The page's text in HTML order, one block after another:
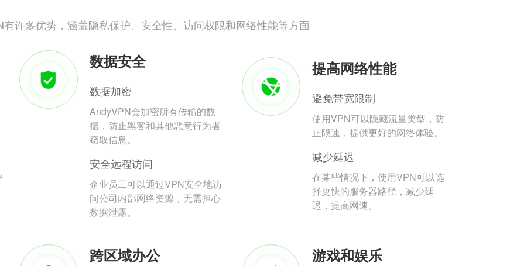
许多优势，涵盖隐私保护、安全性、访问权限和网络性能等方面
数据安全
数据加密
AndyVPN会加密所有传输的数
据，防止黑客和其他恶意行为者
窃取信息。
安全远程访问
企业员工可以通过VPN安全地访
问公司内部网络资源，无需担心
数据泄露。
提高网络性能
避免带宽限制
使用VPN可以隐藏流量类型，防
止限速，提供更好的网络体验。
减少延迟
在某些情况下，使用VPN可以选
择更快的服务器路径，减少延
迟，提高网速。
跨区域办公 游戏和娱乐